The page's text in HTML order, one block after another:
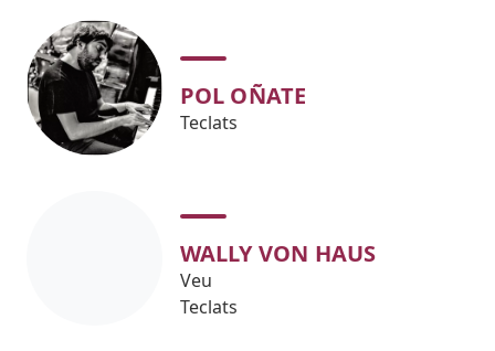
POL OÑATE
Teclats
WALLY VON HAUS
Veu
Teclats